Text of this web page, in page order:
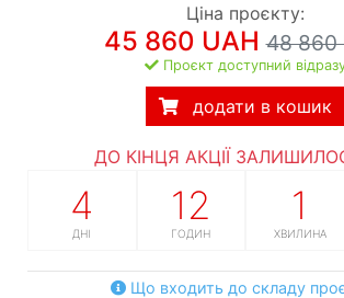
Ціна проєкту:
45 860 UAH48 860
Проєкт доступний
додати в кошик
ДО КІНЦЯ АКЦІЇ
4
ДНІ
12
ГОДИН
1
ХВИЛИНА
Що входить до складу